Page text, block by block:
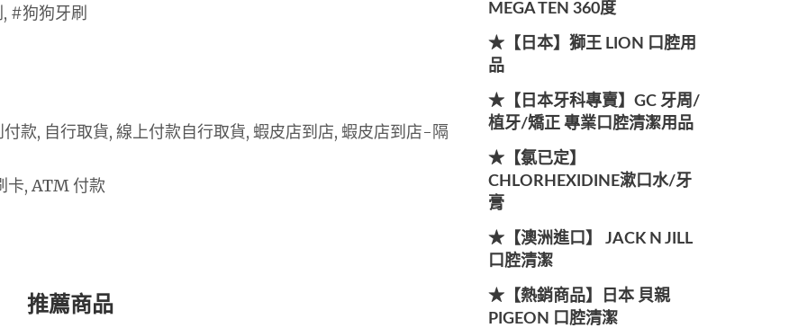
#狗狗牙刷
款, 自行取貨, 線上付款自行取貨, 蝦皮店到店, 蝦皮店到店-隔
卡, ATM 付款
推薦商品
MEGA TEN 360度
★【日本】獅王 LION 口腔用
品
★【日本牙科專賣】GC 牙周/
植牙/矯正 專業口腔清潔用品
★【氯已定】
CHLORHEXIDINE漱口水/牙
膏
★【澳洲進口】 JACK N JILL
口腔清潔
★【熱銷商品】日本 貝親
PIGEON 口腔清潔